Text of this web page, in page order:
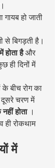
हो जाती
से बिगड़ती है।
होता है और
ही दिनों में
के बीच रोग का
चरण में
होता ।
रोकथाम
में